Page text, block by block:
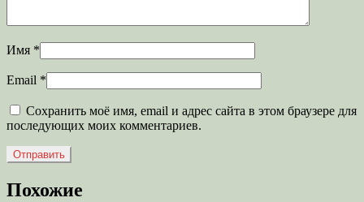
Имя *
Email *
Сохранить моё имя, email и адрес сайта в этом браузере для
последующих моих комментариев.
Похожие